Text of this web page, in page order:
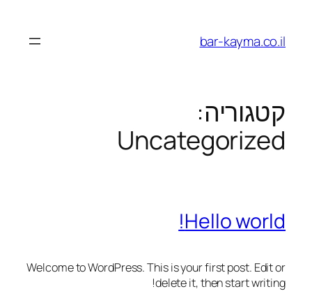
bar-kayma.co.il
קטגוריה:
Uncategorized
Hello world!
Welcome to WordPress. This is your first post. Edit or
delete it, then start writing!